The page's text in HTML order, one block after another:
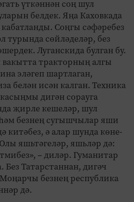
үткәннән соң шул
белдек. Яңа Каховкада
Соңгы сәфәребез
турында сөйләделәр, без
Луганскида булган бу.
вакытта тракторның алгы
эләгеп шартлаган,
белән исән калган. Техника
дигән сорауга
җирле кешеләр, шул
безнең сугышчылар яши
китәбез, ә алар шунда көне-
яшьтәгеләр, яшьләр дә:
– диләр. Гуманитар
Без Татарстаннан, дигәч
безнең республика
дә.